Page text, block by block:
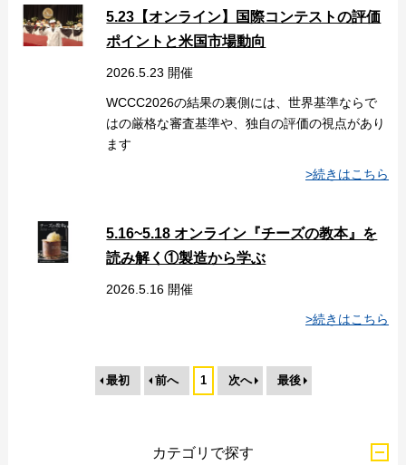
5.23【オンライン】国際コンテストの評価
ポイントと米国市場動向
2026.5.23 開催
WCCC2026の結果の裏側には、世界基準ならで
はの厳格な審査基準や、独自の評価の視点があり
ます
>続きはこちら
5.16~5.18 オンライン『チーズの教本』を
読み解く①製造から学ぶ
2026.5.16 開催
>続きはこちら
最初 前へ 1 次へ 最後
カテゴリで探す